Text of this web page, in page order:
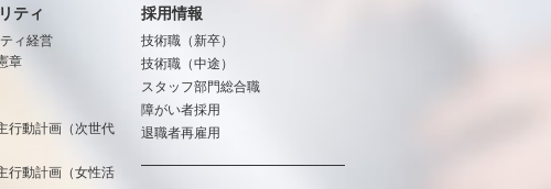
ティ
ィ経営
章
行動計画（次世代
行動計画（女性活
採用情報
技術職（新卒）
技術職（中途）
スタッフ部門総合職
障がい者採用
退職者再雇用